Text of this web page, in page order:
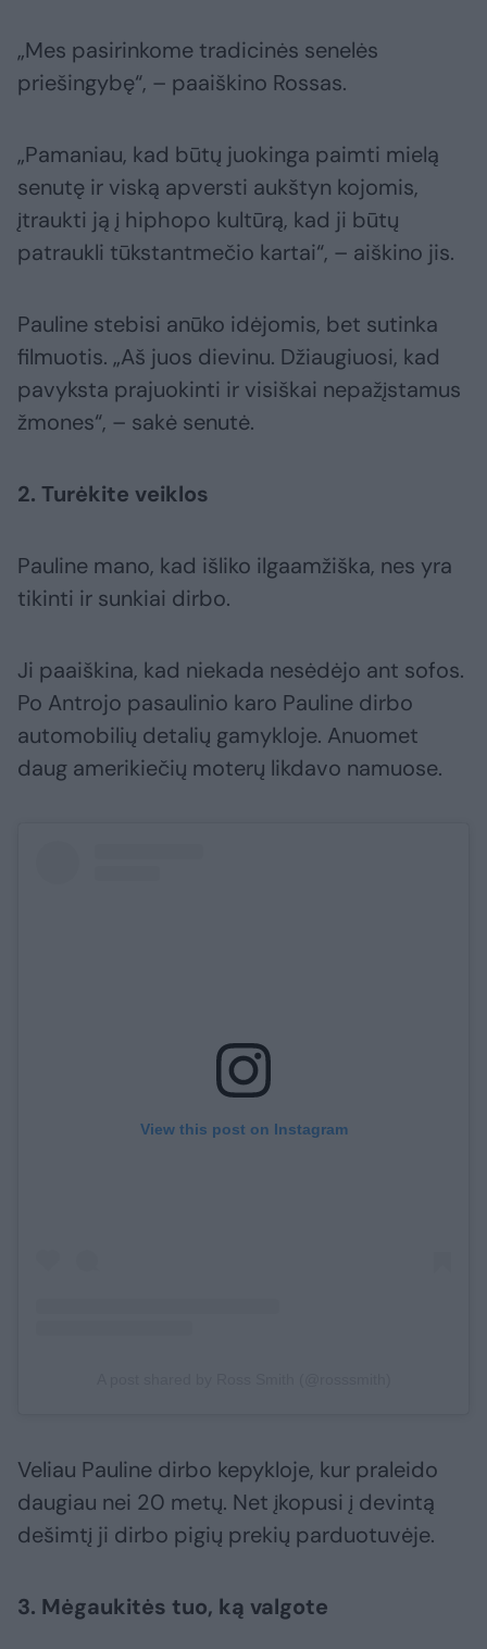
„Mes pasirinkome tradicinės senelės
priešingybę“, – paaiškino Rossas.
„Pamaniau, kad būtų juokinga paimti mielą
senutę ir viską apversti aukštyn kojomis,
įtraukti ją į hiphopo kultūrą, kad ji būtų
patraukli tūkstantmečio kartai“, – aiškino jis.
Pauline stebisi anūko idėjomis, bet sutinka
filmuotis. „Aš juos dievinu. Džiaugiuosi, kad
pavyksta prajuokinti ir visiškai nepažįstamus
žmones“, – sakė senutė.
2. Turėkite veiklos
Pauline mano, kad išliko ilgaamžiška, nes yra
tikinti ir sunkiai dirbo.
Ji paaiškina, kad niekada nesėdėjo ant sofos.
Po Antrojo pasaulinio karo Pauline dirbo
automobilių detalių gamykloje. Anuomet
daug amerikiečių moterų likdavo namuose.
View this post on Instagram
Veliau Pauline dirbo kepykloje, kur praleido
daugiau nei 20 metų. Net įkopusi į devintą
dešimtį ji dirbo pigių prekių parduotuvėje.
3. Mėgaukitės tuo, ką valgote